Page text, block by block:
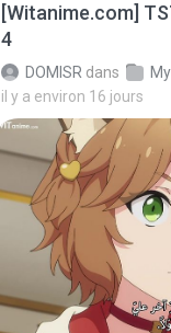
[Witanime.com]
4
DOMISR dans
il y a environ 16 jours